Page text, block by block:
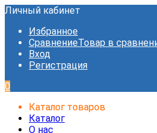
Личный кабинет
Избранное
СравнениеТовар в
Вход
Регистрация
0
Каталог товаров
Каталог
О нас